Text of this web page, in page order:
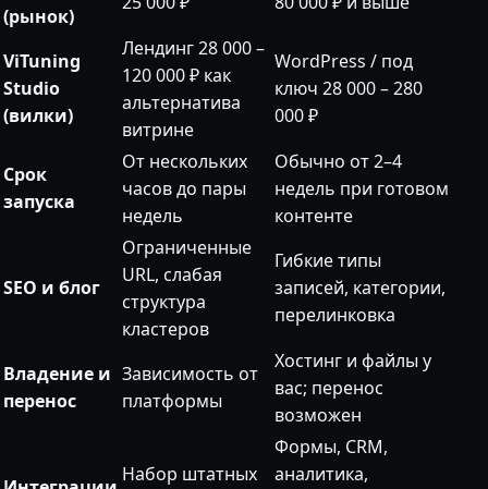
(рынок)
ViTuning
Studio
(вилки)
Лендинг 28 000 –
120 000 ₽ как
альтернатива
витрине
WordPress / под
ключ 28 000 – 280
000 ₽
Срок
запуска
От нескольких
часов до пары
недель
Обычно от 2–4
недель при готовом
контенте
SEO и блог
Ограниченные
URL, слабая
структура
кластеров
Гибкие типы
записей, категории,
перелинковка
Владение и
перенос
Зависимость от
платформы
Хостинг и файлы у
вас; перенос
возможен
Набор штатных
Формы, CRM,
аналитика,